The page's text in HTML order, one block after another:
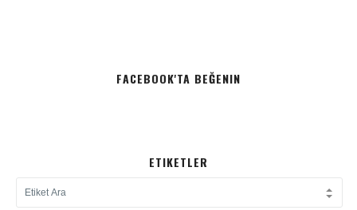
FACEBOOK'TA BEĞENIN
ETIKETLER